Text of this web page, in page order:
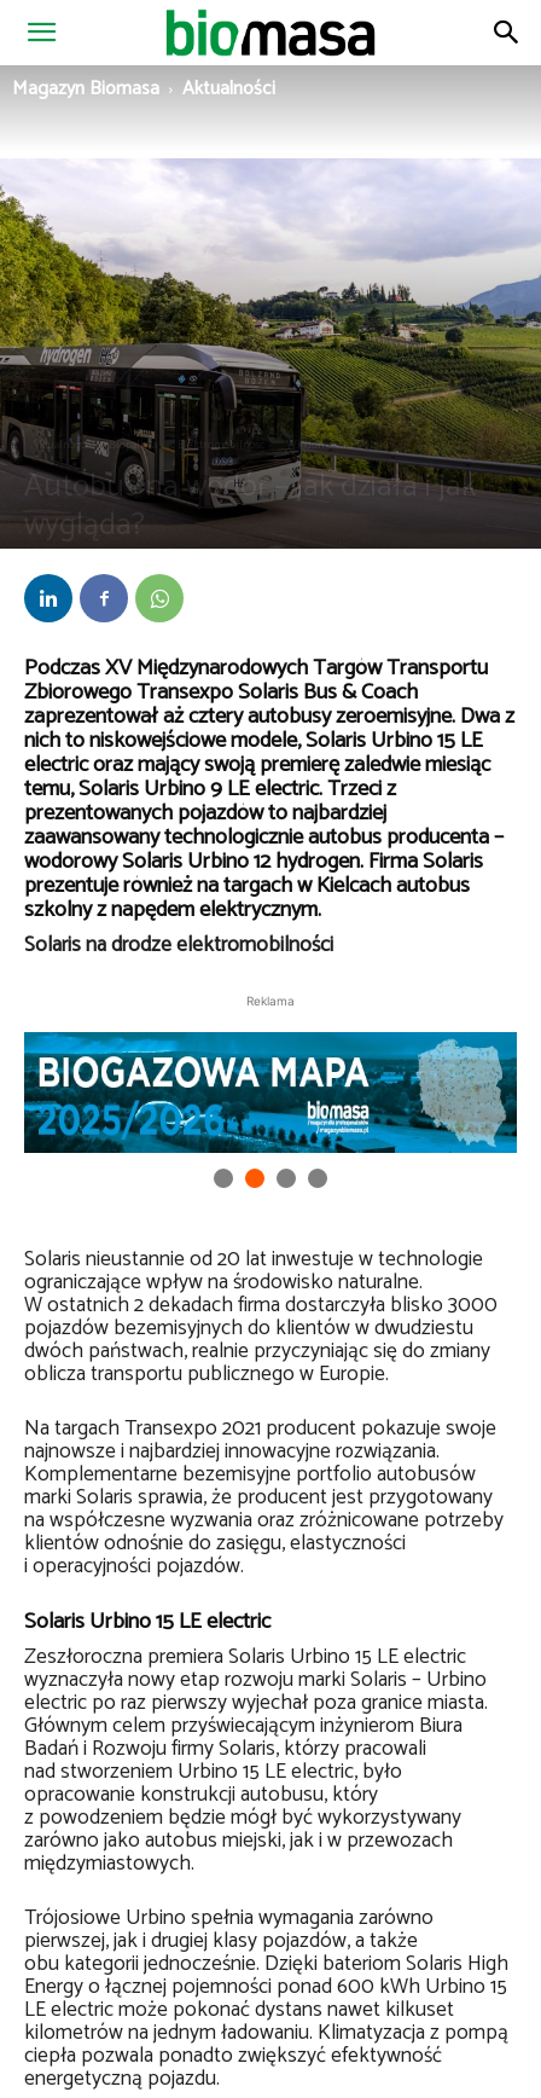
Magazyn
Magazyn Biomasa Aktualności
Aktualności Biopaliwa Elektromobilność Wiadomości z Polski
Autobus na wodór – jak działa i jak
wygląda?
Podczas XV Międzynarodowych Targów Transportu
Zbiorowego Transexpo Solaris Bus & Coach
zaprezentował aż cztery autobusy zeroemisyjne. Dwa z
nich to niskowejściowe modele, Solaris Urbino 15 LE
electric oraz mający swoją premierę zaledwie miesiąc
temu, Solaris Urbino 9 LE electric. Trzeci z
prezentowanych pojazdów to najbardziej
zaawansowany technologicznie autobus producenta –
wodorowy Solaris Urbino 12 hydrogen. Firma Solaris
prezentuje również na targach w Kielcach autobus
szkolny z napędem elektrycznym.
Solaris na drodze elektromobilności
Reklama
Solaris nieustannie od 20 lat inwestuje w technologie
ograniczające wpływ na środowisko naturalne.
W ostatnich 2 dekadach firma dostarczyła blisko 3000
pojazdów bezemisyjnych do klientów w dwudziestu
dwóch państwach, realnie przyczyniając się do zmiany
oblicza transportu publicznego w Europie.
Na targach Transexpo 2021 producent pokazuje swoje
najnowsze i najbardziej innowacyjne rozwiązania.
Komplementarne bezemisyjne portfolio autobusów
marki Solaris sprawia, że producent jest przygotowany
na współczesne wyzwania oraz zróżnicowane potrzeby
klientów odnośnie do zasięgu, elastyczności
i operacyjności pojazdów.
Solaris Urbino 15 LE electric
Zeszłoroczna premiera Solaris Urbino 15 LE electric
wyznaczyła nowy etap rozwoju marki Solaris – Urbino
electric po raz pierwszy wyjechał poza granice miasta.
Głównym celem przyświecającym inżynierom Biura
Badań i Rozwoju firmy Solaris, którzy pracowali
nad stworzeniem Urbino 15 LE electric, było
opracowanie konstrukcji autobusu, który
z powodzeniem będzie mógł być wykorzystywany
zarówno jako autobus miejski, jak i w przewozach
międzymiastowych.
Trójosiowe Urbino spełnia wymagania zarówno
pierwszej, jak i drugiej klasy pojazdów, a także
obu kategorii jednocześnie. Dzięki bateriom Solaris High
Energy o łącznej pojemności ponad 600 kWh Urbino 15
LE electric może pokonać dystans nawet kilkuset
kilometrów na jednym ładowaniu. Klimatyzacja z pompą
ciepła pozwala ponadto zwiększyć efektywność
energetyczną pojazdu.